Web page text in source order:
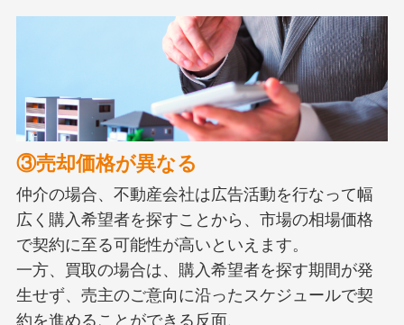
③売却価格が異なる
仲介の場合、不動産会社は広告活動を行なって幅
広く購入希望者を探すことから、市場の相場価格
で契約に至る可能性が高いといえます。
一方、買取の場合は、購入希望者を探す期間が発
生せず、売主のご意向に沿ったスケジュールで契
約を進めることができる反面、